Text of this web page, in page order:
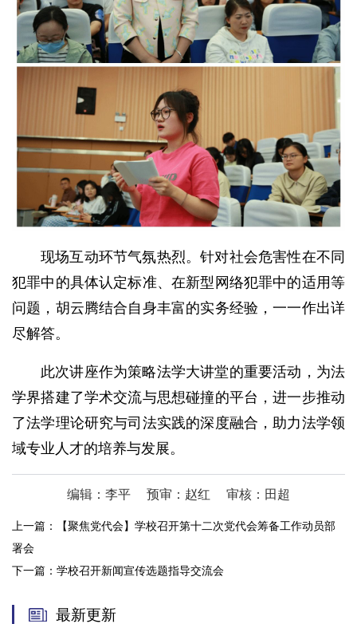
现场互动环节气氛热烈。针对社会危害性在不同
犯罪中的具体认定标准、在新型网络犯罪中的适用等
问题，胡云腾结合自身丰富的实务经验，一一作出详
尽解答。
此次讲座作为策略法学大讲堂的重要活动，为法
学界搭建了学术交流与思想碰撞的平台，进一步推动
了法学理论研究与司法实践的深度融合，助力法学领
域专业人才的培养与发展。
编辑：李平 预审：赵红 审核：田超
上一篇：
【聚焦党代会】学校召开第十二次党代会筹备工作动员部
署会
下一篇： 学校召开新闻宣传选题指导交流会
最新更新